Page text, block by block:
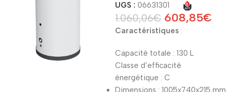
UGS : 06631301
1.060,06€ 608,85€
Caractéristiques :
Capacité totale : 130 L
Classe d’efficacité
énergétique : C
Dimensions : 1005x740x215 mm